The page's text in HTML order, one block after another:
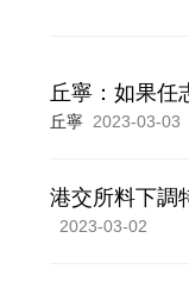
丘寧：如果任
丘寧 2023-03-03
港交所料下調
2023-03-02